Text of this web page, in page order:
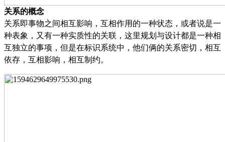
关系的概念
关系即事物之间相互影响，互相作用的一种状态，或者说是一
种表象，又有一种实质性的关联，这里规划与设计都是一种相
互独立的事项，但是在标识系统中，他们俩的关系密切，相互
依存，互相影响，相互制约。